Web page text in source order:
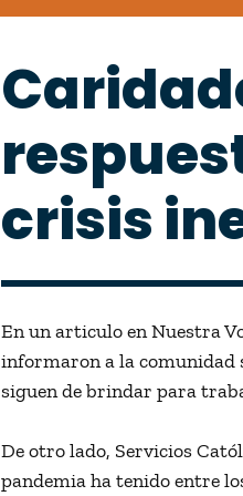
crisis
En un articulo en Nuestra
informaron a la comunidad
siguen de brindar para
De otro lado, Servicios
pandemia ha tenido entre